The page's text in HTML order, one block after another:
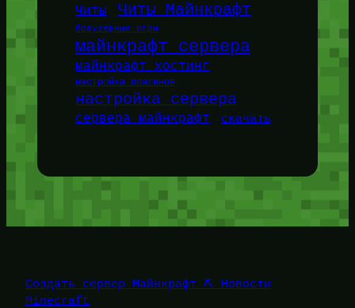
Читы Читы Майнкрафт
браузерные игры
майнкрафт сервера
майнкрафт хостинг
настройка плагинов
настройка сервера
сервера майнкрафт скачать
Создать сервер Майнкрафт ⛏️ Новости
Minecraft